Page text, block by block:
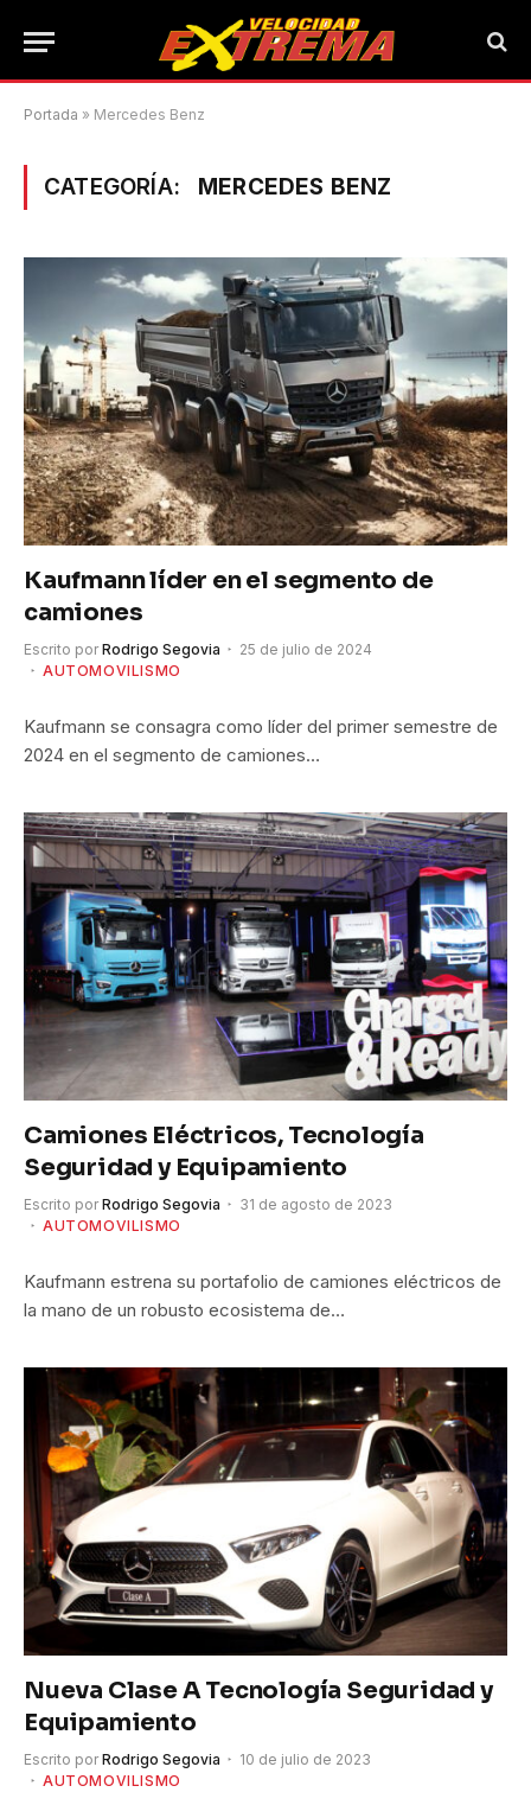
Portada » Mercedes Benz
CATEGORÍA: MERCEDES BENZ
Kaufmann líder en el segmento de
camiones
Escrito por Rodrigo Segovia
25 de julio de 2024
AUTOMOVILISMO
Kaufmann se consagra como líder del primer semestre de
2024 en el segmento de camiones…
Camiones Eléctricos, Tecnología
Seguridad y Equipamiento
Escrito por Rodrigo Segovia
31 de agosto de 2023
AUTOMOVILISMO
Kaufmann estrena su portafolio de camiones eléctricos de
la mano de un robusto ecosistema de…
Nueva Clase A Tecnología Seguridad y
Equipamiento
Escrito por Rodrigo Segovia
10 de julio de 2023
AUTOMOVILISMO